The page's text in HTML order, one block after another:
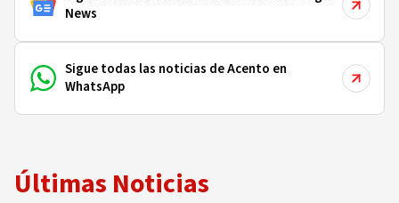
News
Sigue todas las noticias de Acento en
WhatsApp